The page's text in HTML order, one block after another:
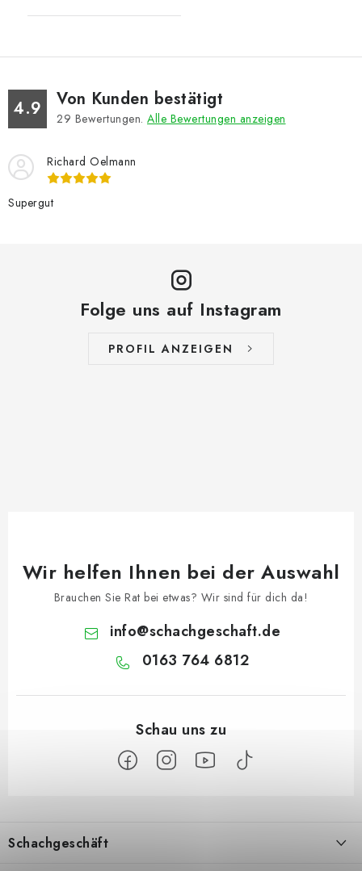
4.9 Von Kunden bestätigt
29 Bewertungen. Alle Bewertungen anzeigen
Richard Oelmann
Supergut
Folge uns auf Instagram
PROFIL ANZEIGEN
Wir helfen Ihnen bei der Auswahl
Brauchen Sie Rat bei etwas? Wir sind für dich da!
info@schachgeschaft.de
0163 764 6812
ßSchachgeschäft